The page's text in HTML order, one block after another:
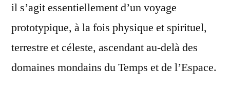
il s’agit essentiellement d’un voyage
prototypique, à la fois physique et spirituel,
terrestre et céleste, ascendant au-delà des
domaines mondains du Temps et de l’Espace.